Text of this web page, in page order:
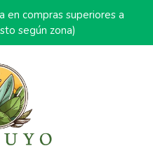
en compras superiores a
según zona)